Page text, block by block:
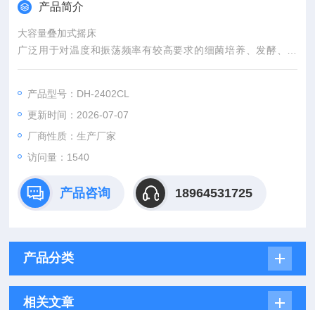
产品简介
大容量叠加式摇床
广泛用于对温度和振荡频率有较高要求的细菌培养、发酵、杂
交、生物化学反应以及酶和组织研究等.实验室常用的液体摇匀，
产品型号：DH-2402CL
更新时间：2026-07-07
厂商性质：生产厂家
访问量：1540
产品咨询 18964531725
产品分类
相关文章